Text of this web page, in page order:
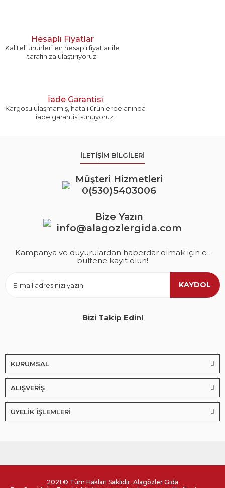
Hesaplı Fiyatlar
Kaliteli ürünleri en hesaplı fiyatlar ile
tarafınıza ulaştırıyoruz.
İade Garantisi
Kargosu ulaşmamış, hatalı ürünlerde anında
iade garantisi sunuyoruz.
İLETİŞİM BİLGİLERİ
Müşteri Hizmetleri
0(530)5403006
Bize Yazın
info@alagozlergida.com
Kampanya ve duyurulardan haberdar olmak için e-
bültene kayıt olun!
KAYDOL
Bizi Takip Edin!
KURUMSAL
ALIŞVERİŞ
ÜYELİK İŞLEMLERİ
2021 © Tüm Hakları Saklıdır. Alagözler Gıda